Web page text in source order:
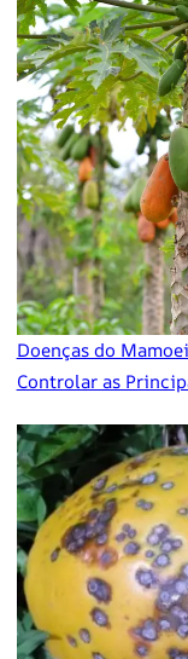
Doenças do
Controlar as